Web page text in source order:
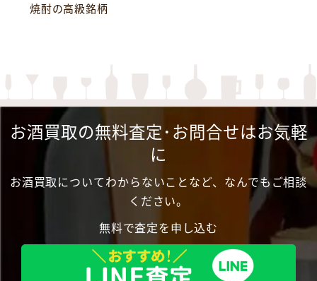
焼酎の高級銘柄
お酒買取の無料査定･お問合せはお気軽
に
お酒買取についてわからないことなど、なんでもご相談
ください。
無料で査定を申し込む